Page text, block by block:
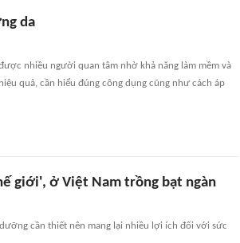
da
nhiều người quan tâm nhờ khả năng làm mềm và
quả, cần hiểu đúng công dụng cũng như cách áp
giới', ở Việt Nam trồng bạt ngàn
cần thiết nên mang lại nhiều lợi ích đối với sức